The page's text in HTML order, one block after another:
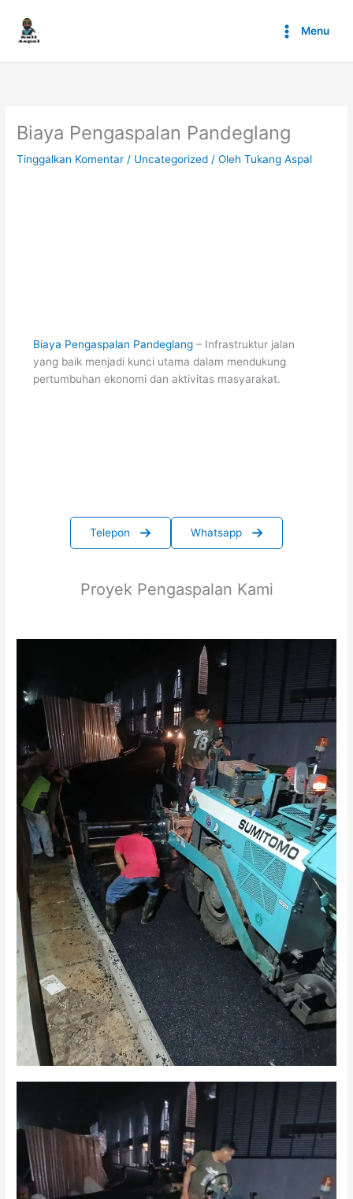
konten
Menu
Biaya Pengaspalan Pandeglang
Tinggalkan Komentar / Uncategorized / OlehTukang Aspal
Biaya Pengaspalan Pandeglang– Infrastruktur jalan
yang baik menjadi kunci utama dalam mendukung
pertumbuhan ekonomi dan aktivitas masyarakat.
Telepon Whatsapp
Proyek Pengaspalan Kami